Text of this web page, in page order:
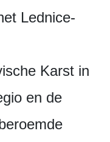
Lednice-
Karst in
en de